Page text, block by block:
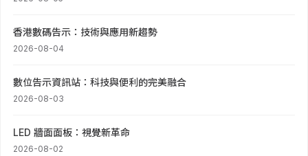
香港數碼告示：技術與應用新趨勢
2026-08-04
數位告示資訊站：科技與便利的完美融合
2026-08-03
LED 牆面面板：視覺新革命
2026-08-02